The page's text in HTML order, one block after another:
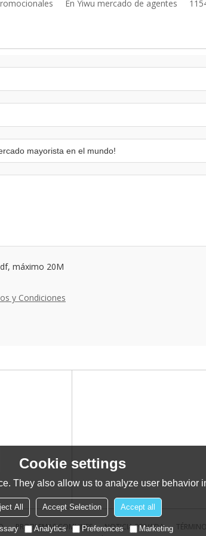
En Yiwu mercado de agentes
máximo 20M
y Condiciones
PROBLEMAS COMUNES NOTICIA PRIVADA
Cookie settings
They also allow us to analyze user behavior
All Accept Selection Accept all
Analytics Preferences Marketing